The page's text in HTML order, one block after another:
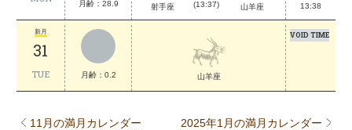
月齢：28.9 射手座 (13:37) 山羊座 13:38
新月
31
TUE 月齢：0.2 山羊座
VOID TIME
11月の満月カレンダー 2025年1月の満月カレンダー